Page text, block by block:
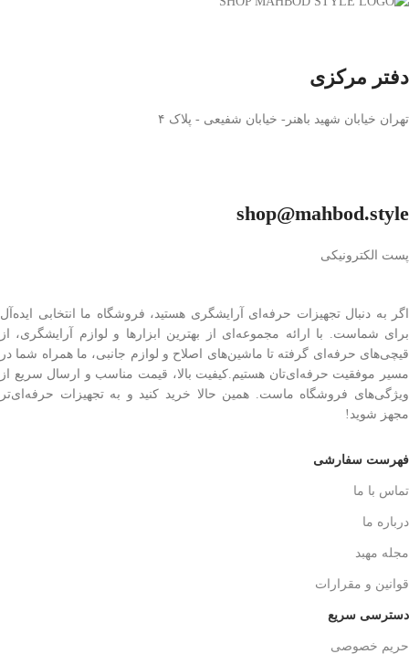
دفتر مرکزی
تهران خیابان شهید باهنر- خیابان شفیعی - پلاک ۴
shop@mahbod.style
پست الکترونیکی
اگر به دنبال تجهیزات حرفه‌ای آرایشگری هستید، فروشگاه ما انتخابی ایده‌آل
برای شماست. با ارائه مجموعه‌ای از بهترین ابزارها و لوازم آرایشگری، از
قیچی‌های حرفه‌ای گرفته تا ماشین‌های اصلاح و لوازم جانبی، ما همراه شما در
مسیر موفقیت حرفه‌ای‌تان هستیم.کیفیت بالا، قیمت مناسب و ارسال سریع از
ویژگی‌های فروشگاه ماست. همین حالا خرید کنید و به تجهیزات حرفه‌ای‌تر
مجهز شوید!
فهرست سفارشی
تماس با ما
درباره ما
مجله مهبد
قوانین و مقرارات
دسترسی سریع
حریم خصوصی